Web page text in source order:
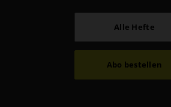
Alle Hefte
Abo bestellen